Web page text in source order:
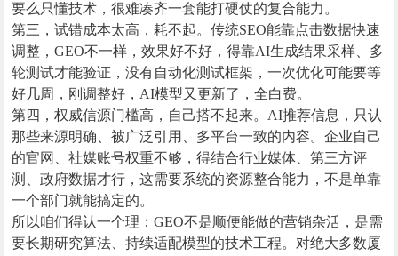
要么只懂技术，很难凑齐一套能打硬仗的复合能力。
第三，试错成本太高，耗不起。传统SEO能靠点击数据快速
调整，GEO不一样，效果好不好，得靠AI生成结果采样、多
轮测试才能验证，没有自动化测试框架，一次优化可能要等
好几周，刚调整好，AI模型又更新了，全白费。
第四，权威信源门槛高，自己搭不起来。AI推荐信息，只认
那些来源明确、被广泛引用、多平台一致的内容。企业自己
的官网、社媒账号权重不够，得结合行业媒体、第三方评
测、政府数据才行，这需要系统的资源整合能力，不是单靠
一个部门就能搞定的。
所以咱们得认一个理：GEO不是顺便能做的营销杂活，是需
要长期研究算法、持续适配模型的技术工程。对绝大多数厦